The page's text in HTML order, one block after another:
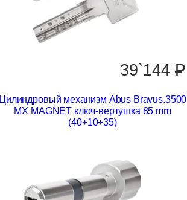
39`144 P
Цилиндровый механизм Abus Bravus.3500
MX MAGNET ключ-вертушка 85 mm
(40+10+35)